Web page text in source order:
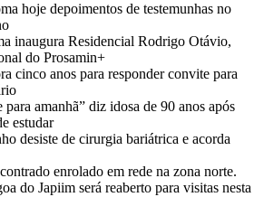
hoje depoimentos de testemunhas no
inaugura Residencial Rodrigo Otávio,
do Prosamin+
cinco anos para responder convite para
para amanhã” diz idosa de 90 anos após
estudar
desiste de cirurgia bariátrica e acorda
enrolado em rede na zona norte.
do Japiim será reaberto para visitas nesta